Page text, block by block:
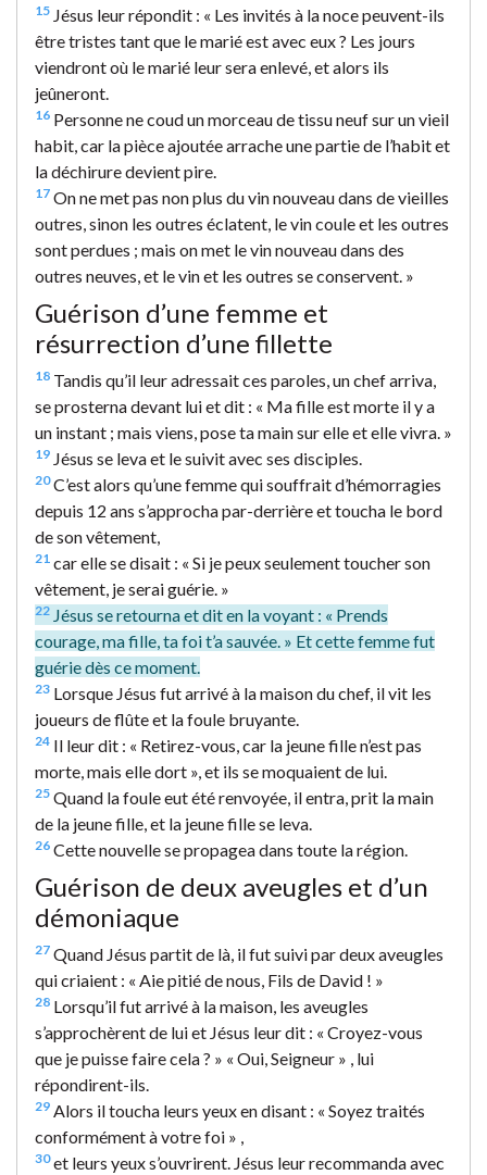
15 Jésus leur répondit : « Les invités à la noce peuvent-ils
être tristes tant que le marié est avec eux ? Les jours
viendront où le marié leur sera enlevé, et alors ils
jeûneront.
16 Personne ne coud un morceau de tissu neuf sur un vieil
habit, car la pièce ajoutée arrache une partie de l’habit et
la déchirure devient pire.
17 On ne met pas non plus du vin nouveau dans de vieilles
outres, sinon les outres éclatent, le vin coule et les outres
sont perdues ; mais on met le vin nouveau dans des
outres neuves, et le vin et les outres se conservent. »
Guérison d’une femme et
résurrection d’une fillette
18 Tandis qu’il leur adressait ces paroles, un chef arriva,
se prosterna devant lui et dit : « Ma fille est morte il y a
un instant ; mais viens, pose ta main sur elle et elle vivra. »
19 Jésus se leva et le suivit avec ses disciples.
20C’est alors qu’une femme qui souffrait d’hémorragies
depuis 12 ans s’approcha par-derrière et toucha le bord
de son vêtement,
21 car elle se disait : « Si je peux seulement toucher son
vêtement, je serai guérie. »
22 Jésus se retourna et dit en la voyant : « Prends
courage, ma fille, ta foi t’a sauvée. » Et cette femme fut
guérie dès ce moment.
23 Lorsque Jésus fut arrivé à la maison du chef, il vit les
joueurs de flûte et la foule bruyante.
24 Il leur dit : « Retirez-vous, car la jeune fille n’est pas
morte, mais elle dort », et ils se moquaient de lui.
25 Quand la foule eut été renvoyée, il entra, prit la main
de la jeune fille, et la jeune fille se leva.
26 Cette nouvelle se propagea dans toute la région.
Guérison de deux aveugles et d’un
démoniaque
27 Quand Jésus partit de là, il fut suivi par deux aveugles
qui criaient : « Aie pitié de nous, Fils de David ! »
28 Lorsqu’il fut arrivé à la maison, les aveugles
s’approchèrent de lui et Jésus leur dit : « Croyez-vous
que je puisse faire cela ? » « Oui, Seigneur » , lui
répondirent-ils.
29 Alors il toucha leurs yeux en disant : « Soyez traités
conformément à votre foi » ,
30et leurs yeux s’ouvrirent. Jésus leur recommanda avec